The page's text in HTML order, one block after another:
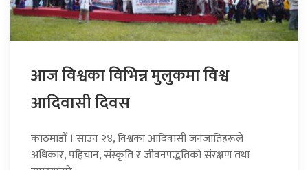
आज विश्वका विभिन्न मुलुकमा विश्व
आदिवासी दिवस
काठमाडौँ । साउन २४, विश्वका आदिवासी जनजातिहरूले
अधिकार, पहिचान, संस्कृति र जीवनपद्धतिको संरक्षण तथा